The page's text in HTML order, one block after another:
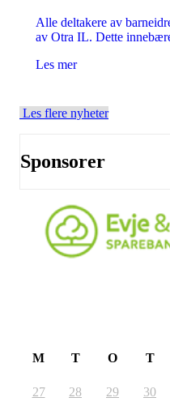
Alle deltakere av
av Otra IL. Dette
Les mer
Les flere nyheter
Sponsorer
M T O T
27 28 29 30